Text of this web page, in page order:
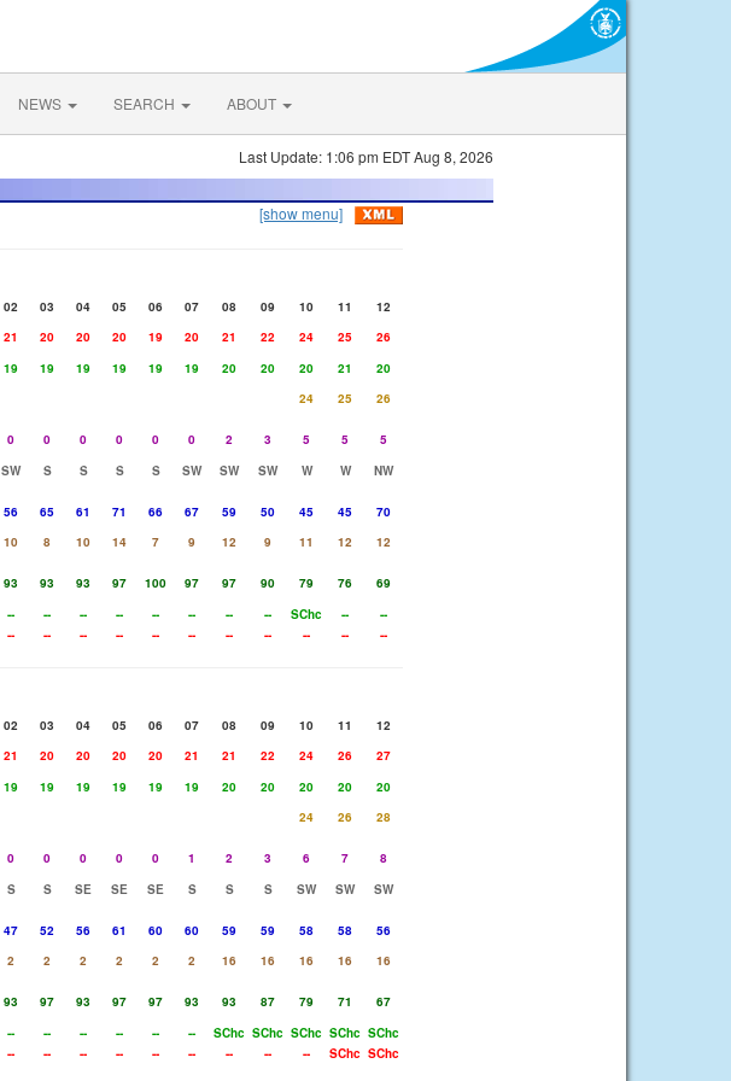
NEWS SEARCH ABOUT
Last Update: 1:06 pm EDT Aug 8, 2026
[show menu]
02 03 04 05 06 07 08 09 10 11
12
21 20 20 20 19 20 21 22 24 25
26
19 19 19 19 19 19 20 20 20 21
20
24 25
26
0 0 0 0 0 0 2 3 5 5
5
SW S S S S SW SW SW W W
NW
56 65 61 71 66 67 59 50 45 45
70
10 8 10 14 7 9 12 9 11 12
12
93 93 93 97 100 97 97 90 79 76
69
-- -- -- -- -- -- -- -- SChc --
--
-- -- -- -- -- -- -- -- -- -- --
02 03 04 05 06 07 08 09 10 11
12
21 20 20 20 20 21 21 22 24 26
27
19 19 19 19 19 19 20 20 20 20
20
24 26
28
0 0 0 0 0 1 2 3 6 7
8
S S SE SE SE S S S SW SW
SW
47 52 56 61 60 60 59 59 58 58
56
2 2 2 2 2 2 16 16 16 16
16
93 97 93 97 97 93 93 87 79 71
67
-- -- -- -- -- -- SChc SChc SChc SChc SChc
-- -- -- -- -- -- -- -- -- SChc SChc